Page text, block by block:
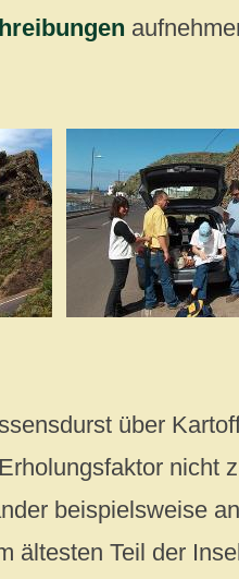
über
nicht
beispielsweise
ältesten Teil der